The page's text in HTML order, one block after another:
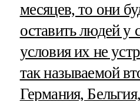
месяцев, то они
оставить людей у
условия их не
так называемой
Германия,